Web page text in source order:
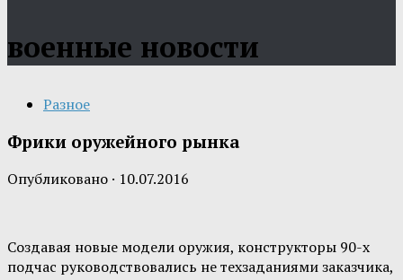
военные новости
Разное
Фрики оружейного рынка
Опубликовано · 10.07.2016
Создавая новые модели оружия, конструкторы 90-х
подчас руководствовались не техзаданиями заказчика,